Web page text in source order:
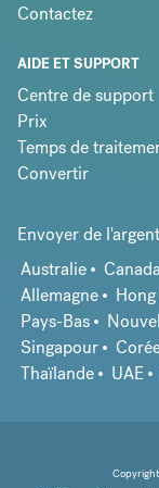
Contactez
AIDE ET SUPPORT
Centre de support
Prix
Temps de
Convertir
Envoyer de l'argent
Australie
Canada
Allemagne
Pays-Bas
Singapour
Thaïlande
UAE